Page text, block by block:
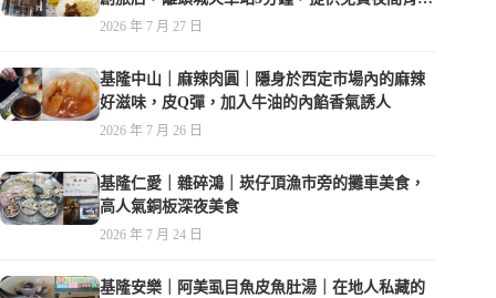
夜，親子遊戲空間
2026 年 7 月 27 日
基隆中山｜麻辣肉圓｜隱身於西定市場內的麻辣
好滋味，皮Q彈，加入牛油的內餡香氣誘人
2026 年 7 月 26 日
基隆仁愛｜雜碎鴻｜崁仔頂漁市旁的攤車美食，
高人氣銅板深夜美食
2026 年 7 月 24 日
基隆安樂｜阿美虱目魚皮魚肚湯｜在地人私藏的